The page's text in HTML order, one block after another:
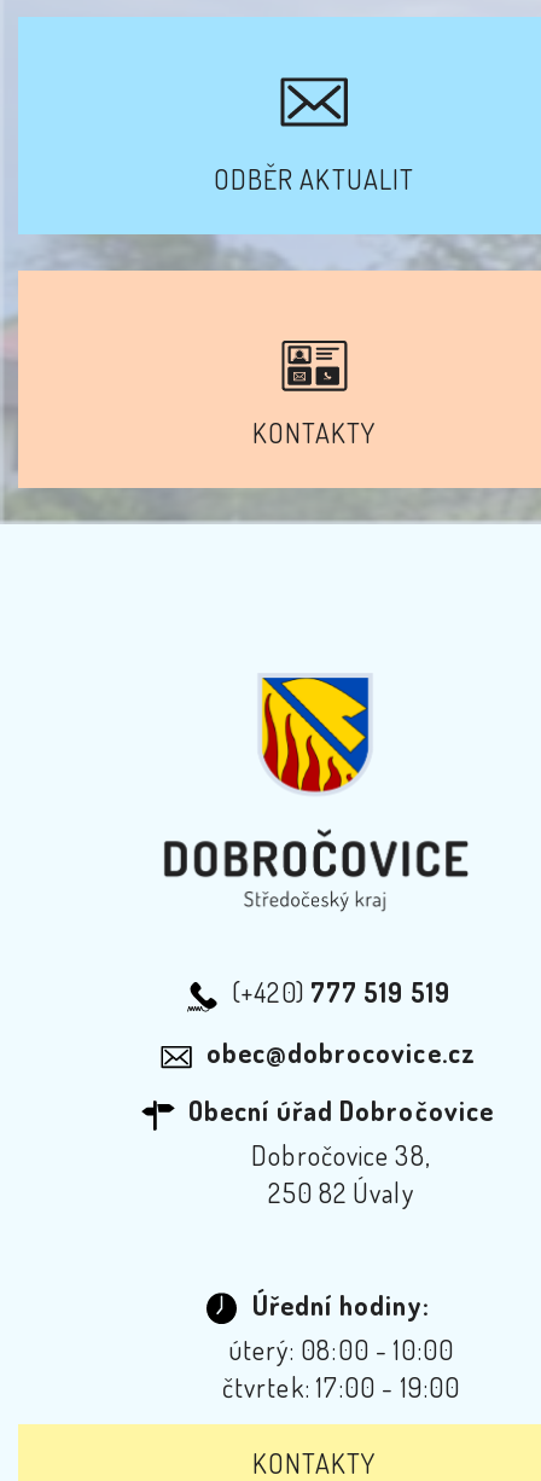
ODBĚR AKTUALIT
KONTAKTY
(+420) 777 519 519
obec@dobrocovice.cz
Obecní úřad Dobročovice
Dobročovice 38,
250 82 Úvaly
Úřední hodiny:
úterý: 08:00 - 10:00
čtvrtek: 17:00 - 19:00
KONTAKTY